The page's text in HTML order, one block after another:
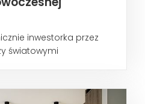
inwestorka przez
światowymi